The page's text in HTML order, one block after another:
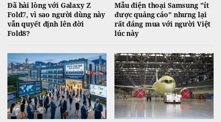
Đã hài lòng với Galaxy Z
Fold7, vì sao người dùng này
vẫn quyết định lên đời
Fold8?
Mẫu điện thoại Samsung "ít
được quảng cáo" nhưng lại
rất đáng mua với người Việt
lúc này